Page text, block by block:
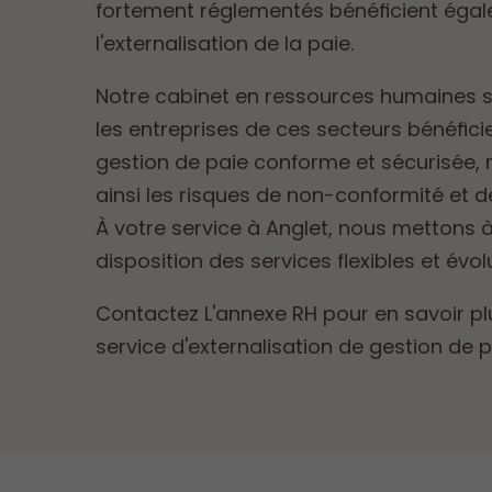
fortement réglementés bénéficient
l'externalisation de la paie.
Notre cabinet en ressources humaines
les entreprises de ces secteurs
gestion de paie conforme et sécurisée,
ainsi les risques de non-conformité et
À votre service à Anglet, nous mettons
disposition des services flexibles et
Contactez L'annexe RH pour en savoir
service d'externalisation de gestion de